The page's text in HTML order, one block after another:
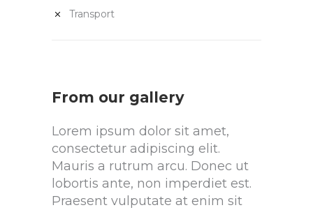
Transport
From our gallery
Lorem ipsum dolor sit amet,
consectetur adipiscing elit.
Mauris a rutrum arcu. Donec ut
lobortis ante, non imperdiet est.
Praesent vulputate at enim sit